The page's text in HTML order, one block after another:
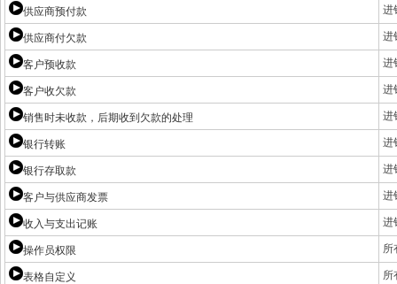
供应商预付款 进
供应商付欠款 进
客户预收款 进
客户收欠款 进
销售时未收款，后期收到欠款的处理 进
银行转账 进
银行存取款 进
客户与供应商发票 进
收入与支出记账 进
操作员权限 所
表格自定义 所